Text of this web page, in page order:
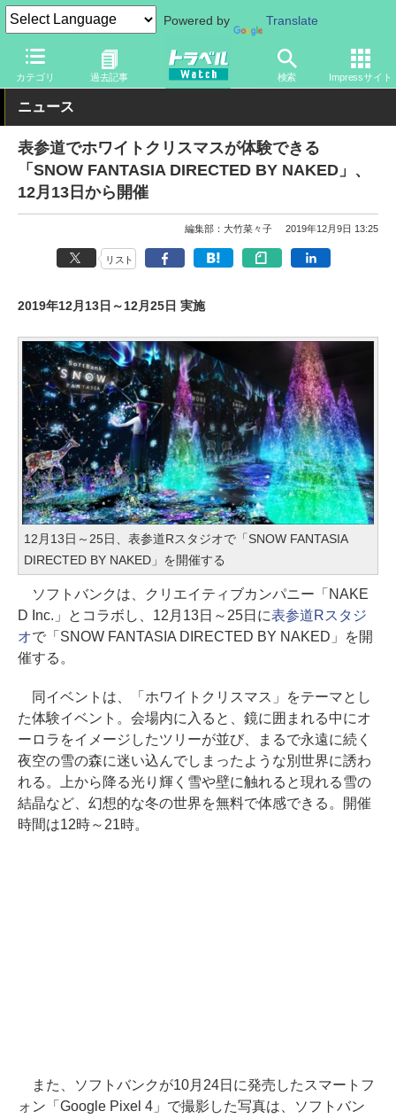
Powered by Translate
カテゴリ 過去記事 検索 Impressサイト
トラベル Watch 地域 国内旅行 東京
ニュース
表参道でホワイトクリスマスが体験できる
「SNOW FANTASIA DIRECTED BY NAKED」、
12月13日から開催
編集部：大竹菜々子 2019年12月9日 13:25
リスト
2019年12月13日～12月25日 実施
12月13日～25日、表参道Rスタジオで「SNOW FANTASIA
DIRECTED BY NAKED」を開催する
ソフトバンクは、クリエイティブカンパニー「NAKE
D Inc.」とコラボし、12月13日～25日に表参道Rスタジ
オで「SNOW FANTASIA DIRECTED BY NAKED」を開
催する。
同イベントは、「ホワイトクリスマス」をテーマとし
た体験イベント。会場内に入ると、鏡に囲まれる中にオ
ーロラをイメージしたツリーが並び、まるで永遠に続く
夜空の雪の森に迷い込んでしまったような別世界に誘わ
れる。上から降る光り輝く雪や壁に触れると現れる雪の
結晶など、幻想的な冬の世界を無料で体感できる。開催
時間は12時～21時。
また、ソフトバンクが10月24日に発売したスマートフ
ォン「Google Pixel 4」で撮影した写真は、ソフトバン